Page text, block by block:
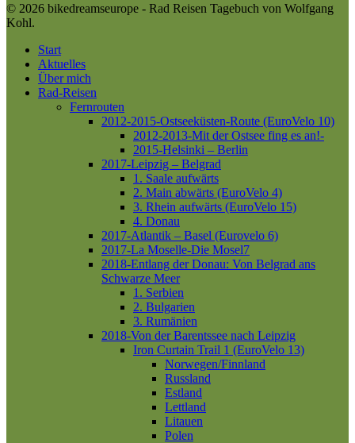
© 2026 bikedreamseurope - Rad Reisen Tagebuch von Wolfgang
Kohl.
Close
Menu
Start
Aktuelles
Über mich
Rad-Reisen
Fernrouten
2012-2015-Ostseeküsten-Route (EuroVelo 10)
2012-2013-Mit der Ostsee fing es an!-
2015-Helsinki – Berlin
2017-Leipzig – Belgrad
1. Saale aufwärts
2. Main abwärts (EuroVelo 4)
3. Rhein aufwärts (EuroVelo 15)
4. Donau
2017-Atlantik – Basel (Eurovelo 6)
2017-La Moselle-Die Mosel7
2018-Entlang der Donau: Von Belgrad ans
Schwarze Meer
1. Serbien
2. Bulgarien
3. Rumänien
2018-Von der Barentssee nach Leipzig
Iron Curtain Trail 1 (EuroVelo 13)
Norwegen/Finnland
Russland
Estland
Lettland
Litauen
Polen